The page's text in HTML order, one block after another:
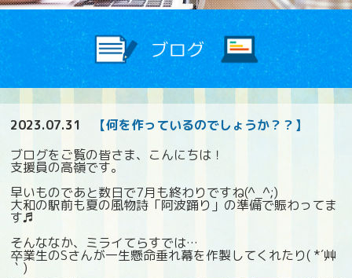
2023.07.31
【何を作っているのでしょうか？？】
ブログをご覧の皆さま、こんにちは！
支援員の高嶺です。
早いものであと数日で7月も終わりですね(^_^;)
大和の駅前も夏の風物詩「阿波踊り」の準備で賑わってま
す♬
そんななか、ミライてらすでは…
卒業生のSさんが一生懸命垂れ幕を作製してくれたり( *´艸
｀)